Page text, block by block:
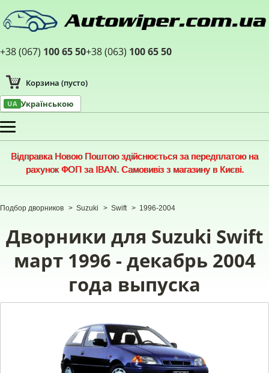
+38 (067) 100 65 50+38 (063) 100 65 50
Корзина (пусто)
UA Українською
Меню
Відправка Новою Поштою здійснюється за передплатою на
рахунок ФОП за IBAN. Самовивіз з магазину в Києві.
Подбор дворников > Suzuki > Swift > 1996-2004
Дворники для Suzuki Swift
март 1996 - декабрь 2004
года выпуска